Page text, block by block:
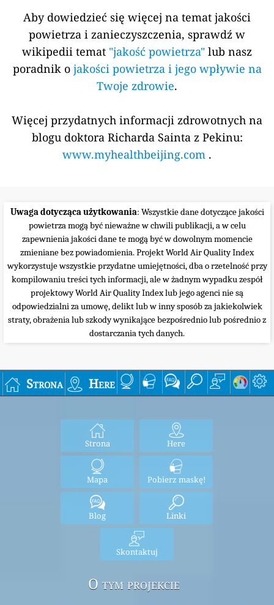
Aby dowiedzieć się więcej na temat jakości
powietrza i zanieczyszczenia, sprawdź w
wikipedii temat "jakość powietrza" lub nasz
poradnik o jakości powietrza i jego wpływie na
Twoje zdrowie.
Więcej przydatnych informacji zdrowotnych na
blogu doktora Richarda Sainta z Pekinu:
www.myhealthbeijing.com .
Uwaga dotycząca użytkowania: Wszystkie dane dotyczące jakości
powietrza mogą być nieważne w chwili publikacji, a w celu
zapewnienia jakości dane te mogą być w dowolnym momencie
zmieniane bez powiadomienia. Projekt World Air Quality Index
wykorzystuje wszystkie przydatne umiejętności, dba o rzetelność przy
kompilowaniu treści tych informacji, ale w żadnym wypadku zespół
projektowy World Air Quality Index lub jego agenci nie są
odpowiedzialni za umowę, delikt lub w inny sposób za jakiekolwiek
straty, obrażenia lub szkody wynikające bezpośrednio lub pośrednio z
dostarczania tych danych.
Strona Here
Strona Here
Mapa Pobierz maskę!
Blog Linki
Skontaktuj
O tym projekcie